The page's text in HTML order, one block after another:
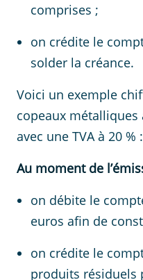
comprises ;
on crédite le
solder la créance.
Voici un exemple
copeaux métalliques
avec une TVA à 20 % :
Au moment de
on débite le
euros afin de
on crédite le
produits résiduels